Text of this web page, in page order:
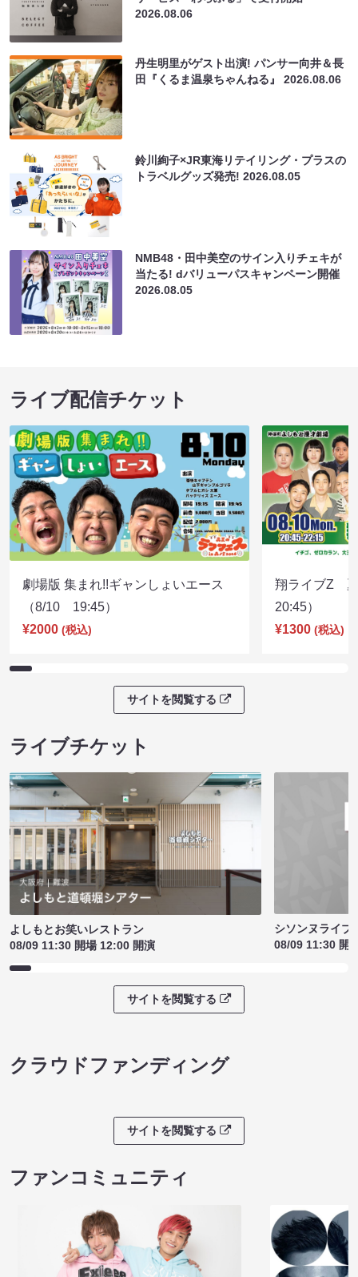
2026.08.06
丹生明里がゲスト出演! パンサー向井＆長
田『くるま温泉ちゃんねる』2026.08.06
鈴川絢子×JR東海リテイリング・プラスの
トラベルグッズ発売!2026.08.05
NMB48・田中美空のサイン入りチェキが
当たる! dバリューパスキャンペーン開催
2026.08.05
ライブ配信チケット
劇場版 集まれ!!ギャンしょいエース
（8/10 19:45）
¥2000 (税込)
翔ライブZ
20:45）
¥1300 (税込)
サイトを閲覧する
ライブチケット
よしもとお笑いレストラン
08/09 11:30 開場 12:00 開演
シソンヌライ
08/09 11:30 開
サイトを閲覧する
クラウドファンディング
サイトを閲覧する
ファンコミュニティ